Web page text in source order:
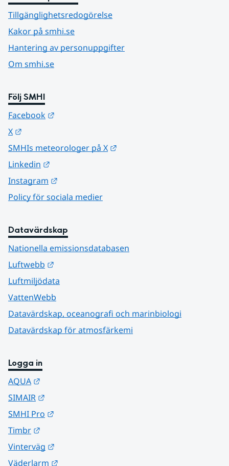
Tillgänglighetsredogörelse
Kakor på smhi.se
Hantering av personuppgifter
Om smhi.se
Följ SMHI
Facebook
X
SMHIs meteorologer på X
Linkedin
Instagram
Policy för sociala medier
Datavärdskap
Nationella emissionsdatabasen
Luftwebb
Luftmiljödata
VattenWebb
Datavärdskap, oceanografi och marinbiologi
Datavärdskap för atmosfärkemi
Logga in
AQUA
SIMAIR
SMHI Pro
Timbr
Vinterväg
Väderlarm